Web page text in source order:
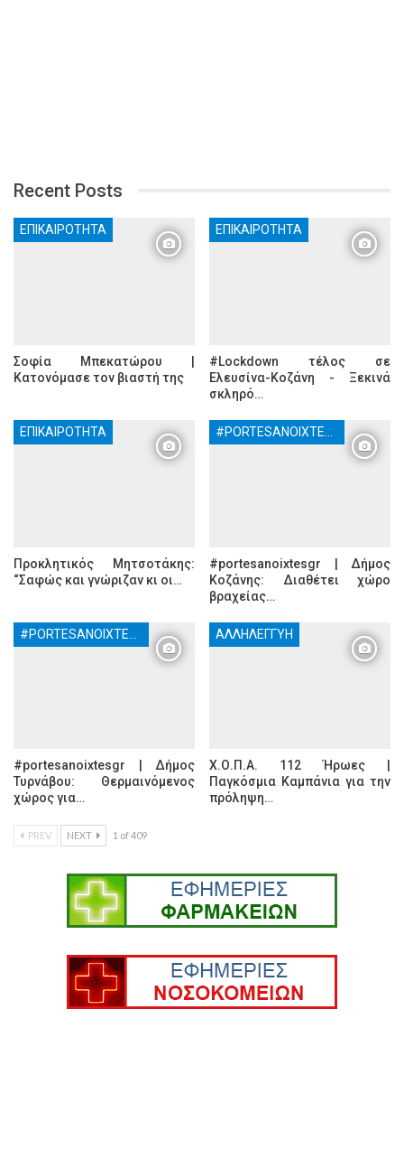
Recent Posts
ΕΠΙΚΑΙΡΌΤΗΤΑ
Σοφία Μπεκατώρου |
Κατονόμασε τον βιαστή της
ΕΠΙΚΑΙΡΌΤΗΤΑ
#Lockdown τέλος σε
Ελευσίνα-Κοζάνη - Ξεκινά
σκληρό…
ΕΠΙΚΑΙΡΌΤΗΤΑ
Προκλητικός Μητσοτάκης:
“Σαφώς και γνώριζαν κι οι…
#portesanoixtesgr | Δήμος
Κοζάνης: Διαθέτει χώρο
βραχείας…
#portesanoixtesgr | Δήμος
Τυρνάβου: Θερμαινόμενος
χώρος για…
ΑΛΛΗΛΕΓΓΎΗ
Χ.Ο.Π.Α. 112 Ήρωες |
Παγκόσμια Καμπάνια για την
πρόληψη…
PREV NEXT 1 of 409